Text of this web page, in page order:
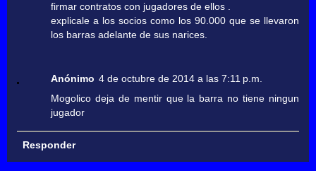
firmar contratos con jugadores de ellos .
explicale a los socios como los 90.000 que se llevaron
los barras adelante de sus narices.
Anónimo 4 de octubre de 2014 a las 7:11 p.m.
Mogolico deja de mentir que la barra no tiene ningun
jugador
Responder